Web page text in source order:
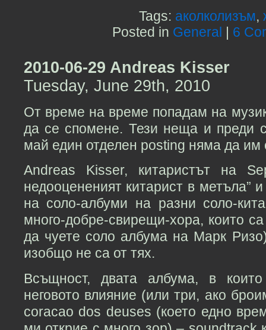
Tags: аколколизъм,
Posted in General 6
2010-06-29 Andreas Kisser
Tuesday, June 29th, 2010
От време на време попадам на
да се спомене. Тези неща и преди
май един отделен posting няма да им
Andreas Kisser, китаристът на
недооцененият китарист в метъла”
на соло-албуми на разни соло-
много-добре-свирещи-хора, които са
да чуете соло албума на Марк
изобщо не са от тях.
Всъщност, двата албума, в
неговото влияние (или три, ако
coracao dos deuses (което едно